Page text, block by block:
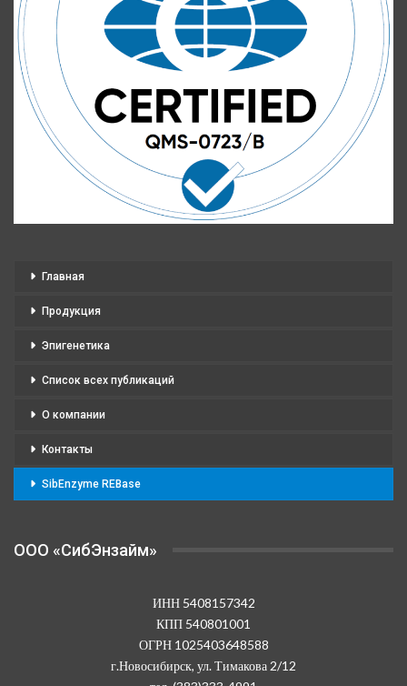
Главная
Продукция
Эпигенетика
Список всех публикаций
О компании
Контакты
SibEnzyme REBase
OOO «СибЭнзайм»
ИНН 5408157342
КПП 540801001
ОГРН 1025403648588
г.Новосибирск, ул. Тимакова 2/12